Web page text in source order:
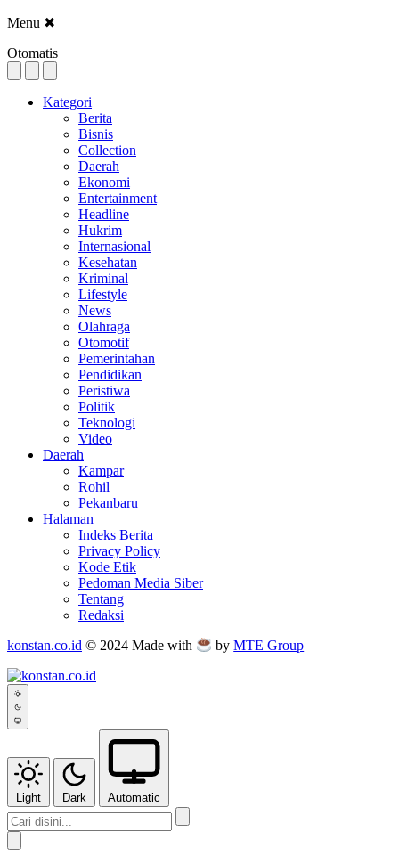
Menu ✖
Otomatis
Kategori
Berita
Bisnis
Collection
Daerah
Ekonomi
Entertainment
Headline
Hukrim
Internasional
Kesehatan
Kriminal
Lifestyle
News
Olahraga
Otomotif
Pemerintahan
Pendidikan
Peristiwa
Politik
Teknologi
Video
Daerah
Kampar
Rohil
Pekanbaru
Halaman
Indeks Berita
Privacy Policy
Kode Etik
Pedoman Media Siber
Tentang
Redaksi
konstan.co.id © 2024 Made with byMTE Group
Light Dark Automatic